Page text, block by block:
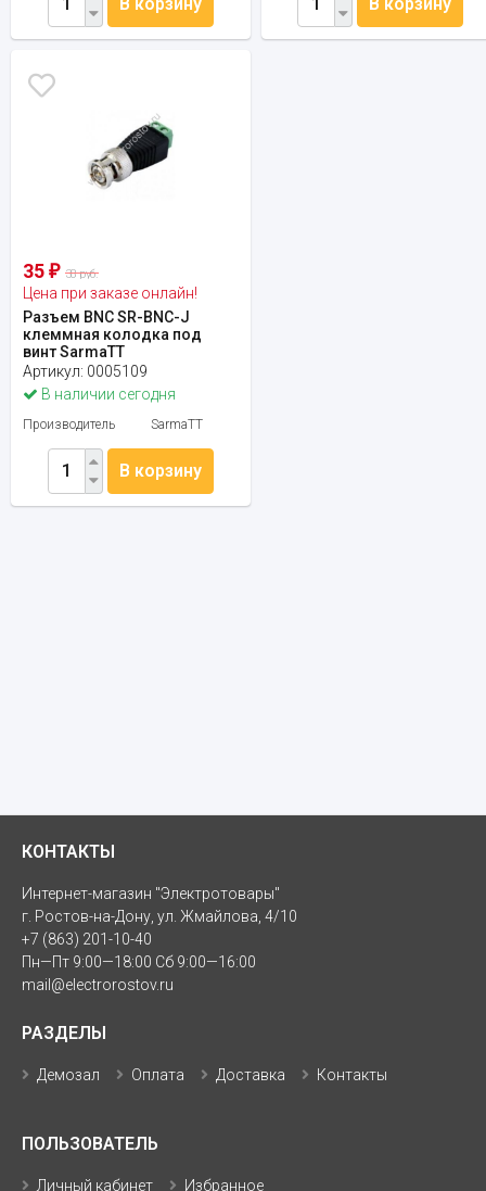
35 ₽ 38 руб.
Цена при заказе онлайн!
Разъем BNC SR-BNC-J
клеммная колодка под
винт SarmaTT
Артикул: 0005109
В наличии сегодня
Производитель SarmaTT
В корзину
КОНТАКТЫ
Интернет-магазин "Электротовары"
г. Ростов-на-Дону, ул. Жмайлова, 4/10
+7 (863) 201-10-40
Пн—Пт 9:00—18:00 Сб 9:00—16:00
mail@electrorostov.ru
РАЗДЕЛЫ
Демозал Оплата Доставка Контакты
ПОЛЬЗОВАТЕЛЬ
Личный кабинет Избранное